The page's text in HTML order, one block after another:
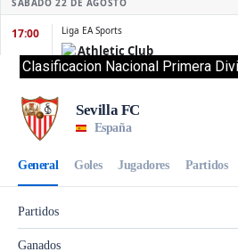
Clasificacion Nacional Primera